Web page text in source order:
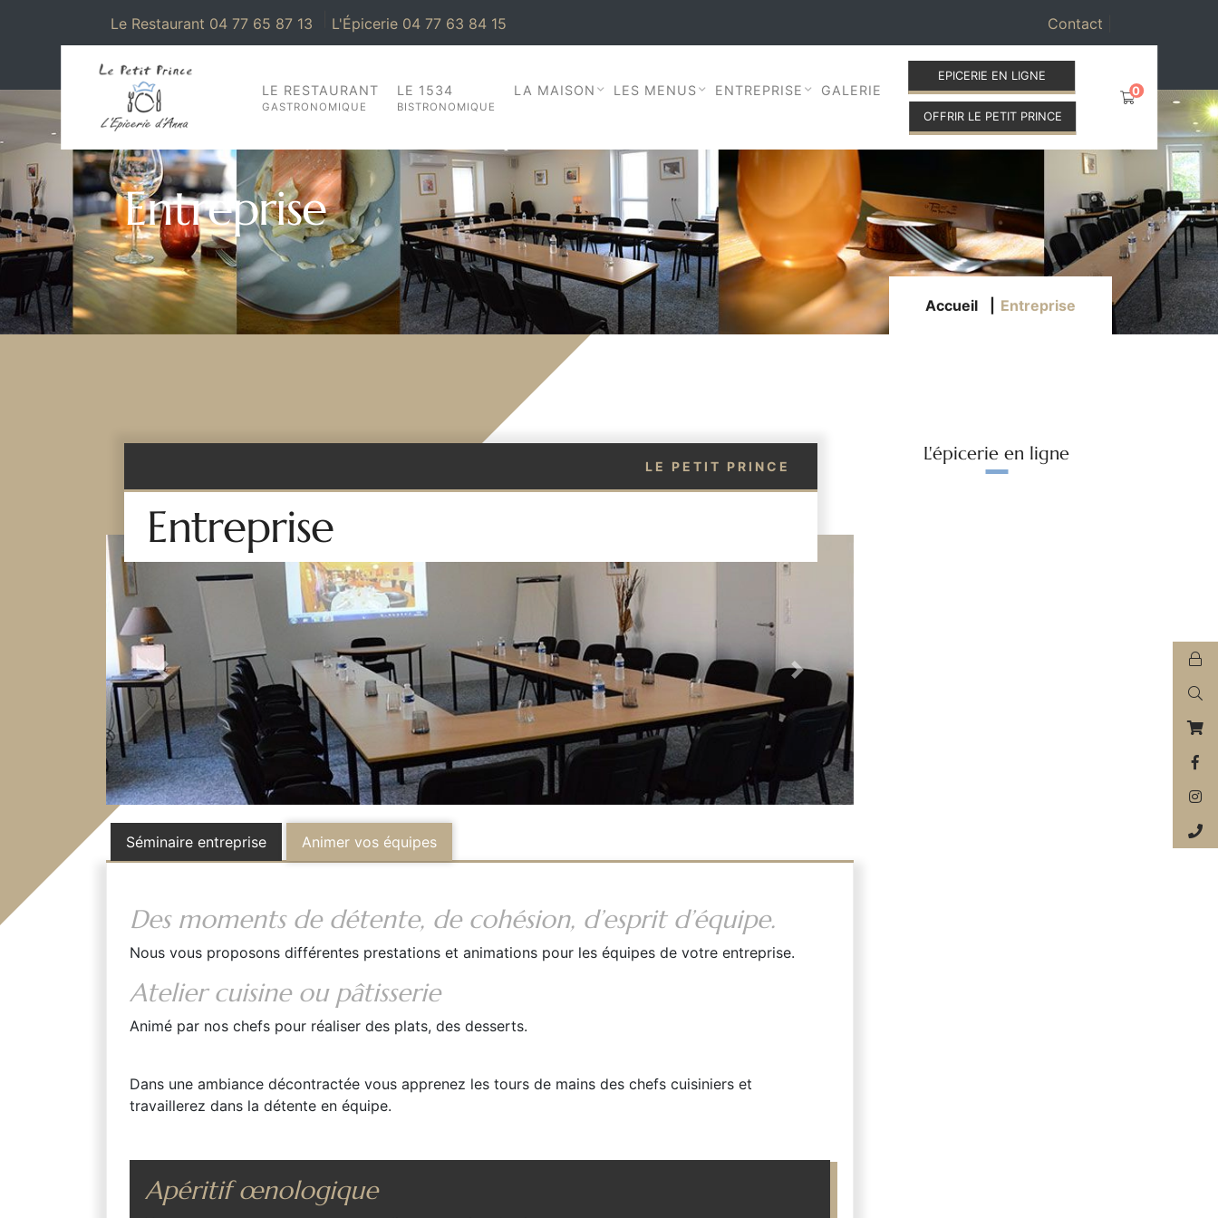
Le Restaurant 04 77 65 87 13 L'Épicerie 04 77 63 84 15 Contact
LE RESTAURANT
GASTRONOMIQUE
LE 1534
BISTRONOMIQUE
LA MAISON LES MENUS ENTREPRISE GALERIE
EPICERIE EN LIGNE
OFFRIR LE PETIT PRINCE
0
Entreprise
Accueil Entreprise
LE PETIT PRINCE
Entreprise
Previous Next
Séminaire entreprise Animer vos équipes
Des moments de détente, de cohésion, d’esprit d’équipe.
Nous vous proposons différentes prestations et animations pour les équipes de votre entreprise.
Atelier cuisine ou pâtisserie
Animé par nos chefs pour réaliser des plats, des desserts.
Dans une ambiance décontractée vous apprenez les tours de mains des chefs cuisiniers et
travaillerez dans la détente en équipe.
Apéritif œnologique
L'épicerie en ligne